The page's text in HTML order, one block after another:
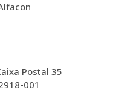
Postal 35
001